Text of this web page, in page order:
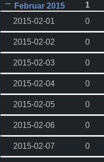
Februar 2015
1
2015-02-01
0
2015-02-02 0
2015-02-03 0
2015-02-04 0
2015-02-05 0
2015-02-06 0
2015-02-07 0